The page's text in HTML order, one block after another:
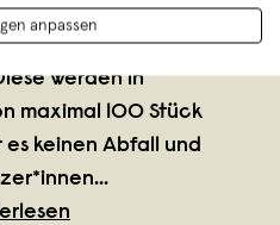
Künstler*innen und
mit uns Kleidung zu
werden in
maximal 100 Stück
keinen Abfall und
...
anpassen